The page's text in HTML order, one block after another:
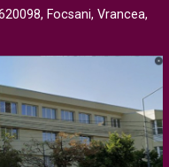
Focsani, Vrancea,